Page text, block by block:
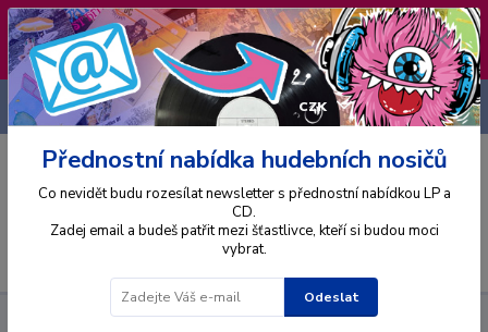
❣️ Od 4.8. do 13.8. čerpám dovolenou. Datum
expedice objednávek se posouvá na pátek
14.8.2026 🐋
CZK
+420 725 736 293
(Po-Pá, 8 - 16 hod.)
CD
The Equals & The Foundations - The British 60's - 20
Přednostní nabídka hudebních nosičů
Co nevidět budu rozesílat newsletter s přednostní nabídkou LP a
CD.
Zadej email a budeš patřit mezi šťastlivce, kteří si budou moci
vybrat.
Odeslat